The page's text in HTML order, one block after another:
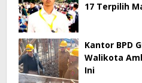
17 Terpilih
Kantor BPD
Walikota
Ini